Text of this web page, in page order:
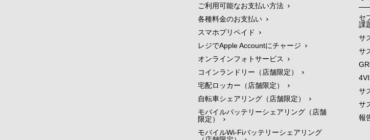
ご利用可能なお支払い方法
各種料金のお支払い
スマホプリペイド
レジでApple Accountにチャージ
オンラインフォトサービス
コインランドリー（店舗限定）
宅配ロッカー（店舗限定）
自転車シェアリング（店舗限定）
モバイルバッテリーシェアリング（店舗
限定）
モバイルWi-Fiバッテリーシェアリング
セ
課
サ
サ
サ
サ
報